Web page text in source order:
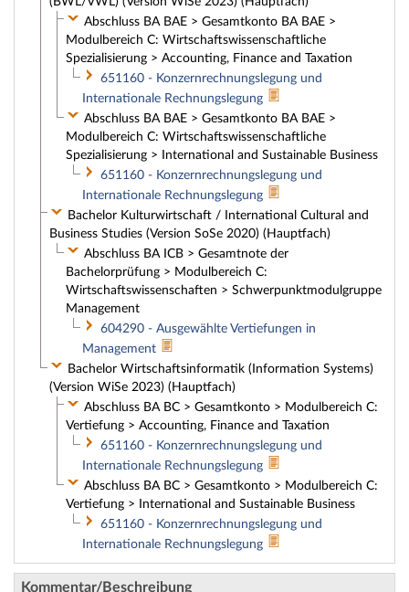
Abschluss BA BAE > Gesamtkonto BA BAE >
Modulbereich C: Wirtschaftswissenschaftliche
Spezialisierung > Accounting, Finance and Taxation
651160 - Konzernrechnungslegung und
Internationale Rechnungslegung
Abschluss BA BAE > Gesamtkonto BA BAE >
Modulbereich C: Wirtschaftswissenschaftliche
Spezialisierung > International and Sustainable Business
651160 - Konzernrechnungslegung und
Internationale Rechnungslegung
Bachelor Kulturwirtschaft / International Cultural and
Business Studies (Version SoSe 2020) (Hauptfach)
Abschluss BA ICB > Gesamtnote der
Bachelorprüfung > Modulbereich C:
Wirtschaftswissenschaften > Schwerpunktmodulgruppe
Management
604290 - Ausgewählte Vertiefungen in
Management
Bachelor Wirtschaftsinformatik (Information Systems)
(Version WiSe 2023) (Hauptfach)
Abschluss BA BC > Gesamtkonto > Modulbereich C:
Vertiefung > Accounting, Finance and Taxation
651160 - Konzernrechnungslegung und
Internationale Rechnungslegung
Abschluss BA BC > Gesamtkonto > Modulbereich C:
Vertiefung > International and Sustainable Business
651160 - Konzernrechnungslegung und
Internationale Rechnungslegung
Kommentar/Beschreibung